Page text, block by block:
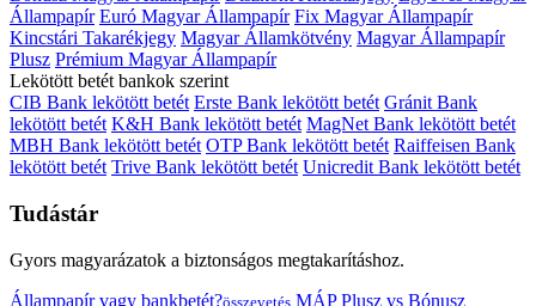
Állampapír Euró Magyar Állampapír Fix Magyar Állampapír
Kincstári Takarékjegy Magyar Államkötvény Magyar Állampapír
Plusz Prémium Magyar Állampapír
Lekötött betét bankok szerint
CIB Bank lekötött betét Erste Bank lekötött betét Gránit Bank
lekötött betét K&H Bank lekötött betét MagNet Bank lekötött betét
MBH Bank lekötött betét OTP Bank lekötött betét Raiffeisen Bank
lekötött betét Trive Bank lekötött betét Unicredit Bank lekötött betét
Tudástár
Gyors magyarázatok a biztonságos megtakarításhoz.
Állampapír vagy bankbetét?összevetés MÁP Plusz vs Bónusz